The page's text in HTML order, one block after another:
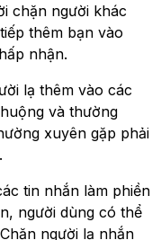
chặn người khác
thêm bạn vào
nhận.
lạ thêm vào các
và thường
xuyên gặp phải
tin nhắn làm phiền
người dùng có thể
người lạ nhắn